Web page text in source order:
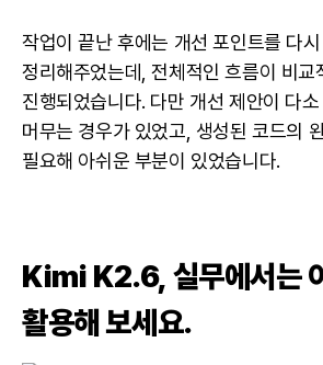
작업이 끝난 후에는 개선 포인트를 다
정리해주었는데, 전체적인 흐름이 비교
진행되었습니다. 다만 개선 제안이 다
머무는 경우가 있었고, 생성된 코드의
필요해 아쉬운 부분이 있었습니다.
Kimi K2.6, 실무에서는
활용해 보세요.